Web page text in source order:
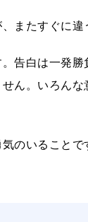
またすぐに違
告白は一発
ん。いろん
のいることで